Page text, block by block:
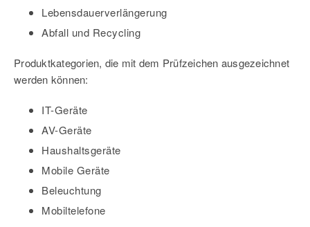
Lebensdauerverlängerung
Abfall und Recycling
Produktkategorien, die mit dem Prüfzeichen ausgezeichnet
werden können:
IT-Geräte
AV-Geräte
Haushaltsgeräte
Mobile Geräte
Beleuchtung
Mobiltelefone